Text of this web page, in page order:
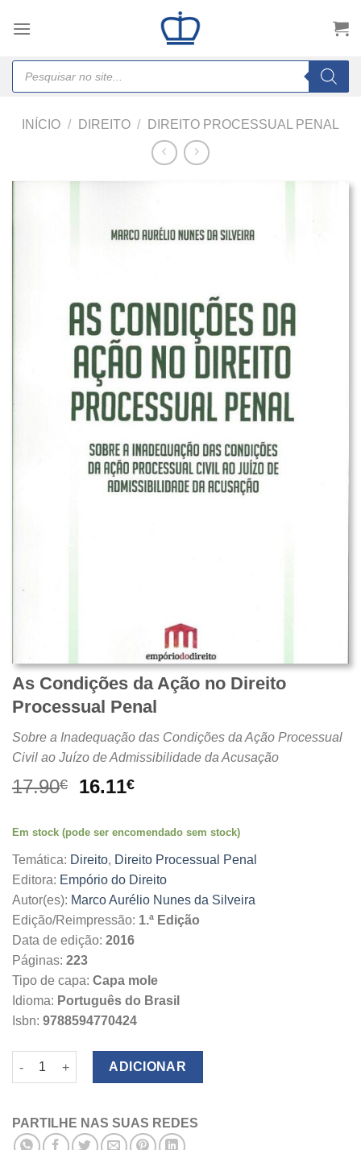
Products
search
INÍCIO / DIREITO / DIREITO PROCESSUAL PENAL
As Condições da Ação no Direito
Processual Penal
Sobre a Inadequação das Condições da Ação Processual
Civil ao Juízo de Admissibilidade da Acusação
17.90€
O
original
17.90€.
16.11€O
atual
16.11€.
Em stock (pode ser encomendado sem stock)
Temática: Direito, Direito Processual Penal
Editora: Empório do Direito
Autor(es): Marco Aurélio Nunes da Silveira
Edição/Reimpressão: 1.ª Edição
Data de edição: 2016
Páginas: 223
Tipo de capa: Capa mole
Idioma: Português do Brasil
Isbn: 9788594770424
Quantidade de As Condições da Ação no Direito Processual
ADICIONAR
PARTILHE NAS SUAS REDES